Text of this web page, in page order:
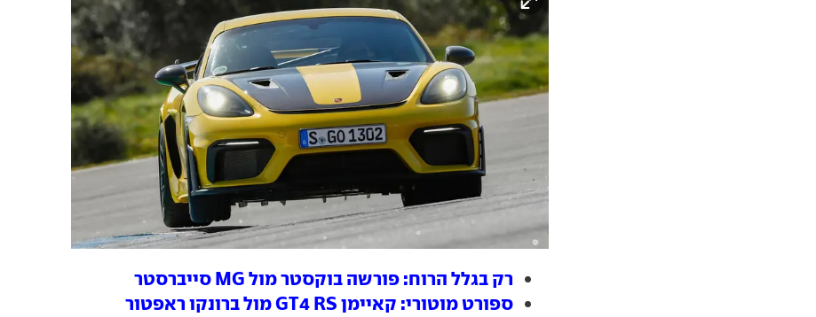
רק בגלל הרוח: פורשה בוקסטר מול MG סייברסטר
ספורט מוטורי: קאיימן GT4 RS מול ברונקו ראפטור